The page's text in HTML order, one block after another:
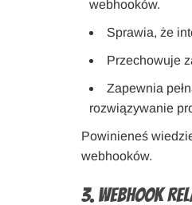
webhooków.
Sprawia, że
Przechowuje
Zapewnia
rozwiązywanie
Powinieneś
webhooków.
3. Webhook